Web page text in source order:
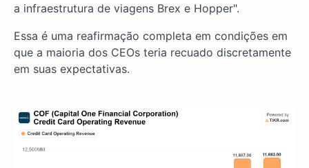
a infraestrutura de viagens Brex e Hopper".
Essa é uma reafirmação completa em condições em
que a maioria dos CEOs teria recuado discretamente
em suas expectativas.